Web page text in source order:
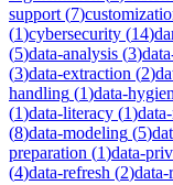
support (7)
(1)cybersecurity (14)
(5)data-analysis (3)
(3)data-extraction (2)
handling (1)data-
(1)data-literacy (1)
(8)data-modeling (5)
preparation (1)data-
(4)data-refresh (2)data-